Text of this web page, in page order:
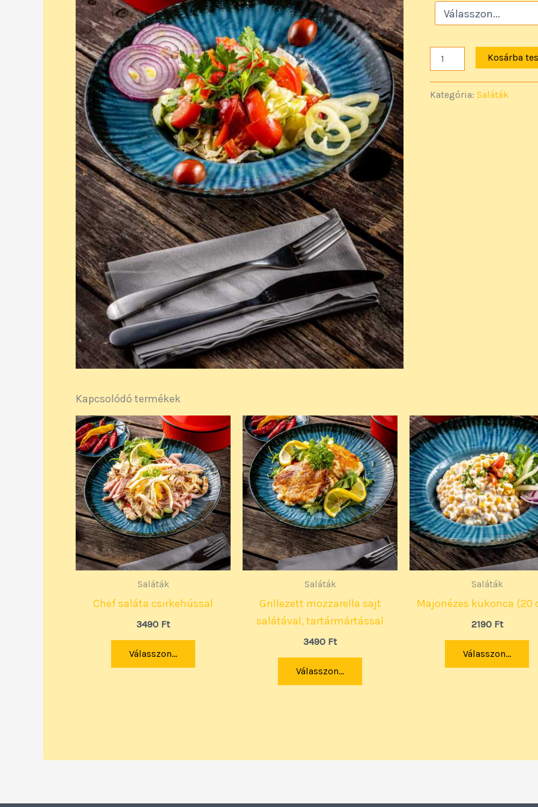
Kosárba
Kategória: Saláták
Kapcsolódó termékek
Saláták
Chef saláta csirkehússal
3490 Ft
Válasszon...
Saláták
Grillezett mozzarella sajt
salátával, tartármártással
3490 Ft
Válasszon...
Saláták
Majonézes kukorica (20
2190 Ft
Válasszon...